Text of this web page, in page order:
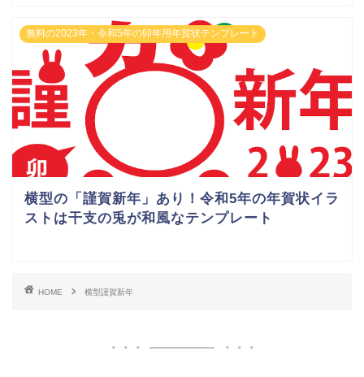
無料の2023年・令和5年の卯年用年賀状テンプレート
横型の「謹賀新年」あり！令和5年の年賀状イラ
ストは干支の兎が和風なテンプレート
HOME 横型謹賀新年